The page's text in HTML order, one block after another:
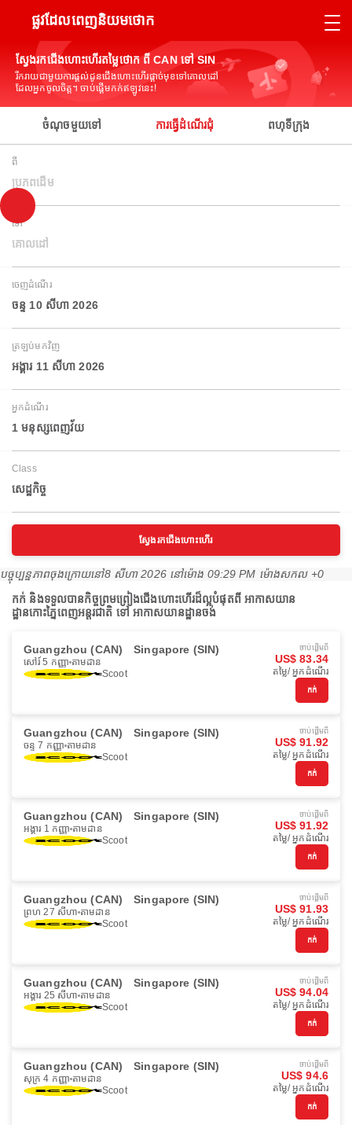
ផ្លូវដែលពេញនិយមថោក
ស្វែងរកជើងហោះហើរតម្លៃថោក ពី CAN ទៅ SIN
រីករាយជាមួយការផ្តល់ជូនជើងហោះហើរផ្តាច់មុខទៅគោលដៅ
ដែលអ្នកចូលចិត្ត។ ចាប់ផ្តើមកក់ឥឡូវនេះ!
ចំណុចមួយទៅ ការធ្វើដំណើរជុំ ពហុទីក្រុង
ពី
ប្រភពដើម
ទៅ
គោលដៅ
ចេញដំណើរ
ចន្ទ 10 សីហា 2026
ត្រឡប់មកវិញ
អង្គារ 11 សីហា 2026
អ្នកដំណើរ
1 មនុស្សពេញវ័យ
Class
សេដ្ឋកិច្ច
ស្វែងរកជើងហោះហើរ
បច្ចុប្បន្នភាពចុងក្រោយនៅ8 សីហា 2026 នៅ​ម៉ោង 09:29 PM ម៉ោង​សកល +0
កក់ និងទទួលបានកិច្ចព្រមព្រៀងជើងហោះហើរដ៏ល្អបំផុតពី អាកាសយាន
ដ្ឋានកោះភ្នៃពេញអន្តរជាតិ ទៅ អាកាសយានដ្ឋានចង់
Guangzhou (CAN) Singapore (SIN)
សៅរ៍ 5 កញ្ញា តាមដាន
Scoot
ចាប់ផ្ដើមពី
US$ 83.34
តម្លៃ/ អ្នកដំណើរ
កក់
Guangzhou (CAN) Singapore (SIN)
ចន្ទ 7 កញ្ញា តាមដាន
Scoot
ចាប់ផ្ដើមពី
US$ 91.92
តម្លៃ/ អ្នកដំណើរ
កក់
Guangzhou (CAN) Singapore (SIN)
អង្គារ 1 កញ្ញា តាមដាន
Scoot
ចាប់ផ្ដើមពី
US$ 91.92
តម្លៃ/ អ្នកដំណើរ
កក់
Guangzhou (CAN) Singapore (SIN)
ព្រហ 27 សីហា តាមដាន
Scoot
ចាប់ផ្ដើមពី
US$ 91.93
តម្លៃ/ អ្នកដំណើរ
កក់
Guangzhou (CAN) Singapore (SIN)
អង្គារ 25 សីហា តាមដាន
Scoot
ចាប់ផ្ដើមពី
US$ 94.04
តម្លៃ/ អ្នកដំណើរ
កក់
Guangzhou (CAN) Singapore (SIN)
សុក្រ 4 កញ្ញា តាមដាន
Scoot
ចាប់ផ្ដើមពី
US$ 94.6
តម្លៃ/ អ្នកដំណើរ
កក់